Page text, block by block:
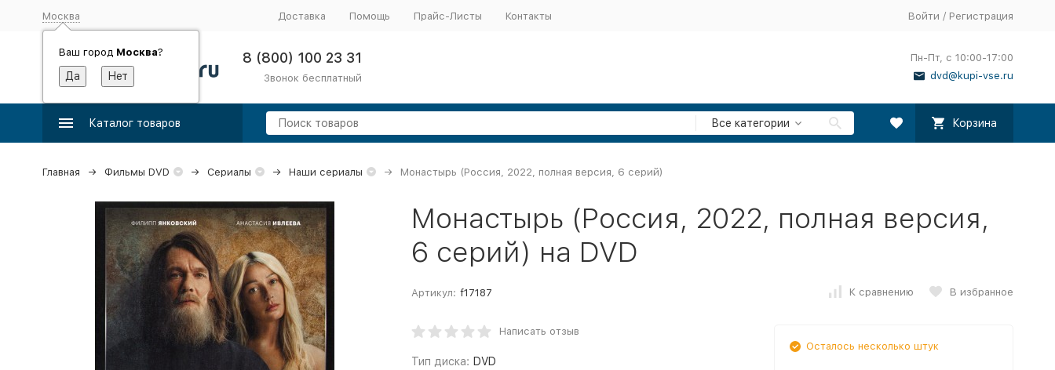
Москва
Ваш город Москва?
Доставка Помощь Прайс-Листы Контакты Войти / Регистрация
8 (800) 100 23 31
Звонок бесплатный
Пн-Пт, с 10:00-17:00
dvd@kupi-vse.ru
Каталог товаров Все категории Корзина
Главная Фильмы DVD Сериалы Наши сериалы Монастырь (Россия, 2022, полная версия, 6 серий)
Монастырь (Россия, 2022, полная версия,
6 серий) на DVD
Артикул: f17187 К сравнению В избранное
Написать отзыв
Тип диска: DVD
Осталось несколько штук